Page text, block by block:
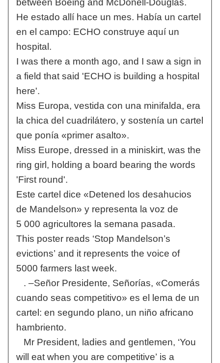
between Boeing and McDonell-Douglas.
He estado allí hace un mes. Había un cartel
en el campo: ECHO construye aquí un
hospital.
I was there a month ago, and I saw a sign in
a field that said 'ECHO is building a hospital
here'.
Miss Europa, vestida con una minifalda, era
la chica del cuadrilátero, y sostenía un cartel
que ponía «primer asalto».
Miss Europe, dressed in a miniskirt, was the
ring girl, holding a board bearing the words
'First round'.
Este cartel dice «Detened los desahucios
de Mandelson» y representa la voz de
5 000 agricultores la semana pasada.
This poster reads ‘Stop Mandelson’s
evictions’ and it represents the voice of
5000 farmers last week.
. –Señor Presidente, Señorías, «Comerás
cuando seas competitivo» es el lema de un
cartel: en segundo plano, un niño africano
hambriento.
Mr President, ladies and gentlemen, ‘You
will eat when you are competitive’ is a